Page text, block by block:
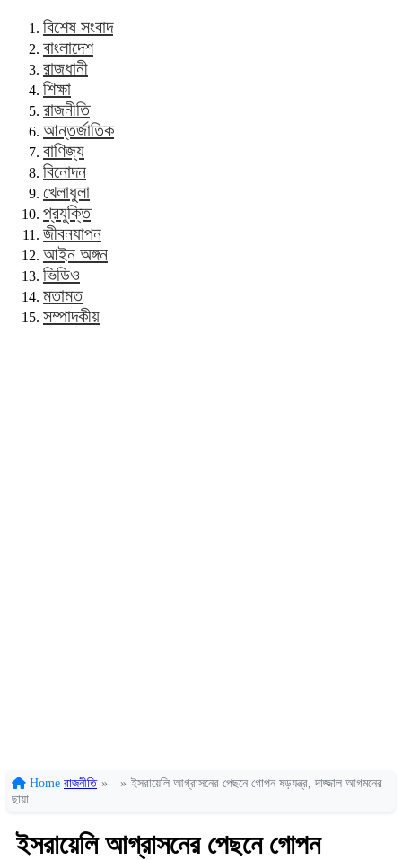
বিশেষ সংবাদ
বাংলাদেশ
রাজধানী
শিক্ষা
রাজনীতি
আন্তর্জাতিক
বাণিজ্য
বিনোদন
খেলাধুলা
প্রযুক্তি
জীবনযাপন
আইন অঙ্গন
ভিডিও
মতামত
সম্পাদকীয়
Home রাজনীতি » » ইসরায়েলি আগ্রাসনের পেছনে গোপন ষড়যন্ত্র, দাজ্জাল আগমনের
ছায়া
ইসরায়েলি আগ্রাসনের পেছনে গোপন